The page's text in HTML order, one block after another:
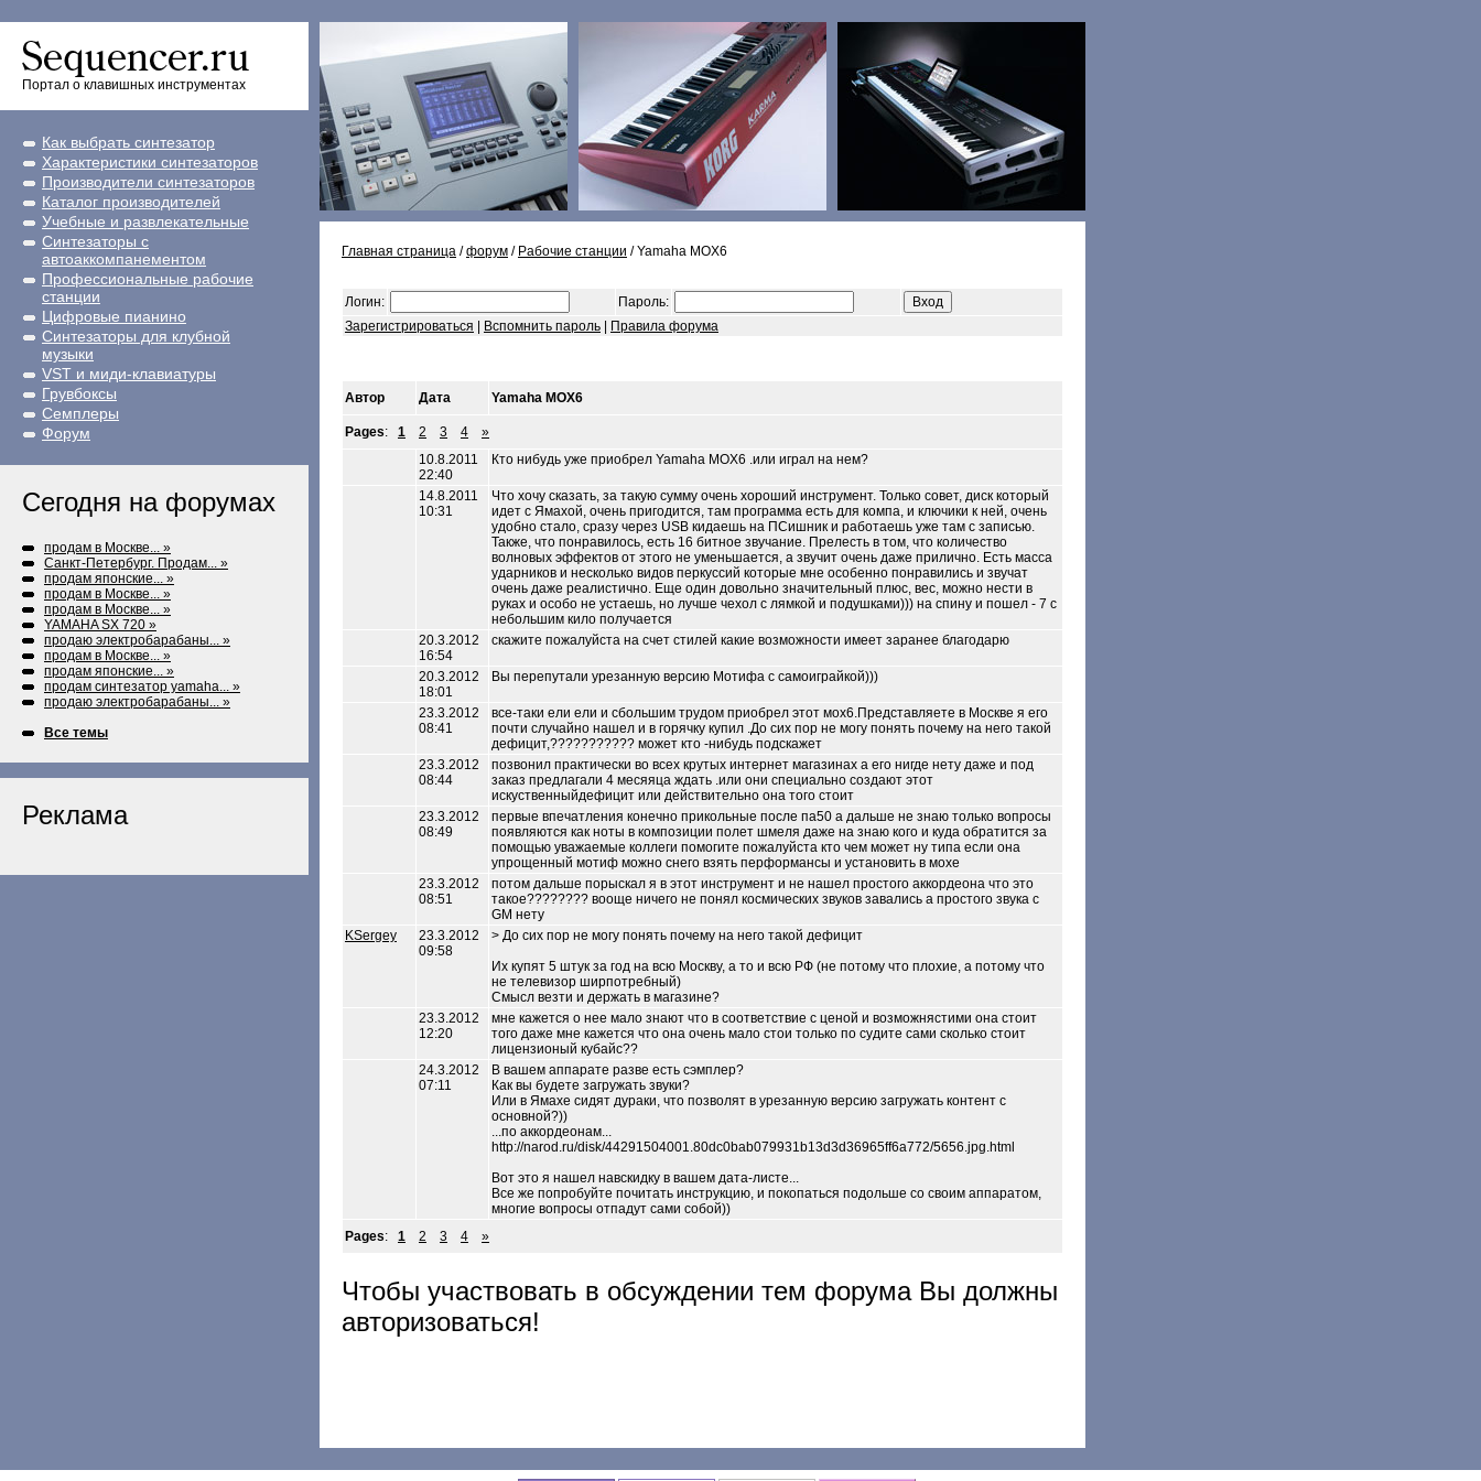
Портал о клавишных инструментах
Как выбрать синтезатор
Характеристики синтезаторов
Производители синтезаторов
Каталог производителей
Учебные и развлекательные
Синтезаторы с
автоаккомпанементом
Профессиональные рабочие
станции
Цифровые пианино
Синтезаторы для клубной
музыки
VST и миди-клавиатуры
Грувбоксы
Семплеры
Форум
Сегодня на форумах
продам в Москве... »
Санкт-Петербург. Продам... »
продам японские... »
продам в Москве... »
продам в Москве... »
YAMAHA SX 720 »
продаю электробарабаны... »
продам в Москве... »
продам японские... »
продам синтезатор yamaha... »
продаю электробарабаны... »
Все темы
Реклама
Главная страница /форум / Рабочие станции / Yamaha MOX6
Логин:
Пароль:
Зарегистрироваться
Вспомнить пароль Правила форума
Автор Дата Yamaha MOX6
Pages: 1 2 3 4
»
10.8.2011
22:40
Кто нибудь уже приобрел Yamaha MOX6 .или играл на нем?
14.8.2011
10:31
Что хочу сказать, за такую сумму очень хороший инструмент. Только совет, диск который
идет с Ямахой, очень пригодится, там программа есть для компа, и ключики к ней, очень
удобно стало, сразу через USB кидаешь на ПСишник и работаешь уже там с записью.
Также, что понравилось, есть 16 битное звучание. Прелесть в том, что количество
волновых эффектов от этого не уменьшается, а звучит очень даже прилично. Есть масса
ударников и несколько видов перкуссий которые мне особенно понравились и звучат
очень даже реалистично. Еще один довольно значительный плюс, вес, можно нести в
руках и особо не устаешь, но лучше чехол с лямкой и подушками))) на спину и пошел - 7 с
небольшим кило получается
20.3.2012
16:54
скажите пожалуйста на счет стилей какие возможности имеет заранее благодарю
20.3.2012
18:01
Вы перепутали урезанную версию Мотифа с самоиграйкой)))
23.3.2012
08:41
все-таки ели ели и сбольшим трудом приобрел этот мох6.Представляете в Москве я его
почти случайно нашел и в горячку купил .До сих пор не могу понять почему на него такой
дефицит,??????????? может кто -нибудь подскажет
23.3.2012
08:44
позвонил практически во всех крутых интернет магазинах а его нигде нету даже и под
заказ предлагали 4 месяяца ждать .или они специально создают этот
искуственныйдефицит или действительно она того стоит
23.3.2012
08:49
первые впечатления конечно прикольные после па50 а дальше не знаю только вопросы
появляются как ноты в композиции полет шмеля даже на знаю кого и куда обратится за
помощью уважаемые коллеги помогите пожалуйста кто чем может ну типа если она
упрощенный мотиф можно снего взять перформансы и установить в мохе
23.3.2012
08:51
потом дальше порыскал я в этот инструмент и не нашел простого аккордеона что это
такое???????? вооще ничего не понял космических звуков завались а простого звука с
GM нету
KSergey
23.3.2012
09:58
> До сих пор не могу понять почему на него такой дефицит
Их купят 5 штук за год на всю Москву, а то и всю РФ (не потому что плохие, а потому что
не телевизор ширпотребный)
Смысл везти и держать в магазине?
23.3.2012
12:20
мне кажется о нее мало знают что в соответствие с ценой и возможнястими она стоит
того даже мне кажется что она очень мало стои только по судите сами сколько стоит
лицензионый кубайс??
24.3.2012
07:11
В вашем аппарате разве есть сэмплер?
Как вы будете загружать звуки?
Или в Ямахе сидят дураки, что позволят в урезанную версию загружать контент с
основной?))
...по аккордеонам...
http://narod.ru/disk/44291504001.80dc0bab079931b13d3d36965ff6a772/5656.jpg.html
Вот это я нашел навскидку в вашем дата-листе...
Все же попробуйте почитать инструкцию, и покопаться подольше со своим аппаратом,
многие вопросы отпадут сами собой))
Pages: 1 2 3 4 »
Чтобы участвовать в обсуждении тем форума Вы должны
авторизоваться!